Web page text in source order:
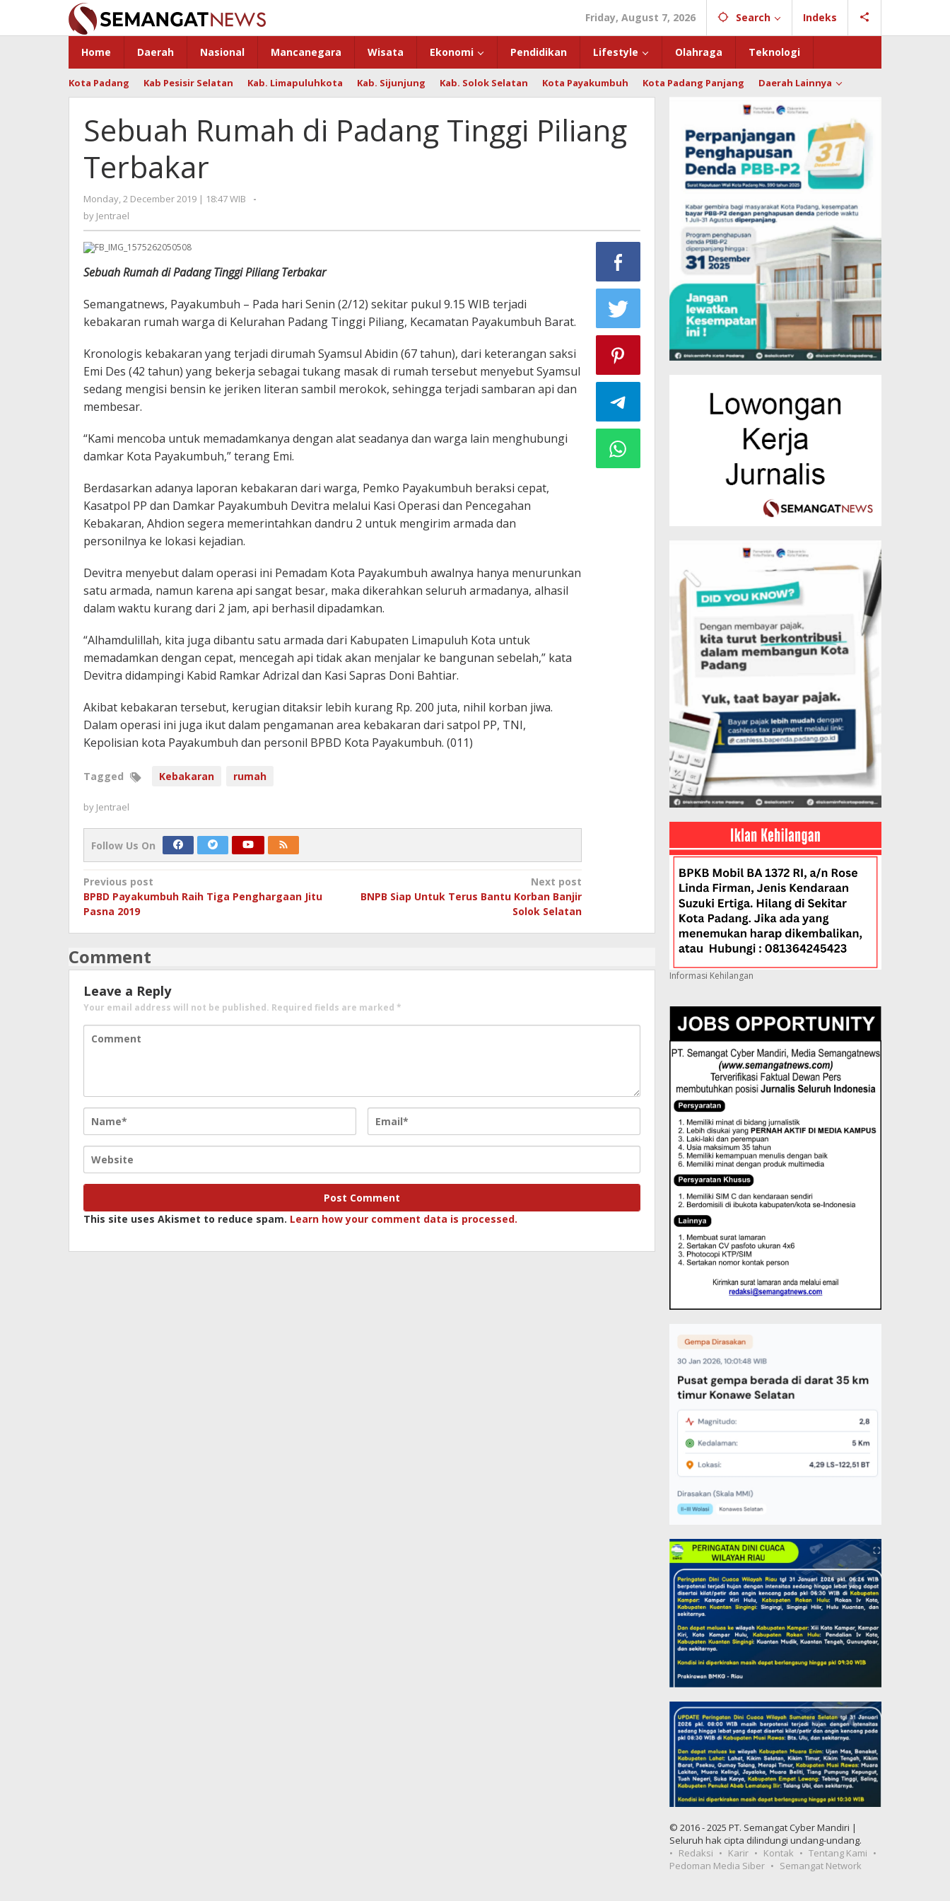
content
Friday, August 7, 2026 Search Indeks
Home Daerah Nasional Mancanegara Wisata Ekonomi Pendidikan Lifestyle Olahraga Teknologi
Kota Padang Kab Pesisir Selatan Kab. Limapuluhkota Kab. Sijunjung Kab. Solok Selatan Kota Payakumbuh Kota Padang Panjang Daerah Lainnya
Sebuah Rumah di Padang Tinggi Piliang
Terbakar
Monday, 2 December 2019 | 18:47 WIB
by
-
by Jentrael
Sebuah Rumah di Padang Tinggi Piliang Terbakar
Semangatnews, Payakumbuh – Pada hari Senin (2/12) sekitar pukul 9.15 WIB terjadi
kebakaran rumah warga di Kelurahan Padang Tinggi Piliang, Kecamatan Payakumbuh Barat.
Kronologis kebakaran yang terjadi dirumah Syamsul Abidin (67 tahun), dari keterangan saksi
Emi Des (42 tahun) yang bekerja sebagai tukang masak di rumah tersebut menyebut Syamsul
sedang mengisi bensin ke jeriken literan sambil merokok, sehingga terjadi sambaran api dan
membesar.
“Kami mencoba untuk memadamkanya dengan alat seadanya dan warga lain menghubungi
damkar Kota Payakumbuh,” terang Emi.
Berdasarkan adanya laporan kebakaran dari warga, Pemko Payakumbuh beraksi cepat,
Kasatpol PP dan Damkar Payakumbuh Devitra melalui Kasi Operasi dan Pencegahan
Kebakaran, Ahdion segera memerintahkan dandru 2 untuk mengirim armada dan
personilnya ke lokasi kejadian.
Devitra menyebut dalam operasi ini Pemadam Kota Payakumbuh awalnya hanya menurunkan
satu armada, namun karena api sangat besar, maka dikerahkan seluruh armadanya, alhasil
dalam waktu kurang dari 2 jam, api berhasil dipadamkan.
“Alhamdulillah, kita juga dibantu satu armada dari Kabupaten Limapuluh Kota untuk
memadamkan dengan cepat, mencegah api tidak akan menjalar ke bangunan sebelah,” kata
Devitra didampingi Kabid Ramkar Adrizal dan Kasi Sapras Doni Bahtiar.
Akibat kebakaran tersebut, kerugian ditaksir lebih kurang Rp. 200 juta, nihil korban jiwa.
Dalam operasi ini juga ikut dalam pengamanan area kebakaran dari satpol PP, TNI,
Kepolisian kota Payakumbuh dan personil BPBD Kota Payakumbuh. (011)
Tagged Kebakaran rumah
by Jentrael
Follow Us On
Post
navigation
Previous post
BPBD Payakumbuh Raih Tiga Penghargaan Jitu
Pasna 2019
Next post
BNPB Siap Untuk Terus Bantu Korban Banjir
Solok Selatan
Comment
Leave a Reply
Your email address will not be published. Required fields are marked *
This site uses Akismet to reduce spam. Learn how your comment data is processed.
Informasi Kehilangan
© 2016 - 2025 PT. Semangat Cyber Mandiri |
Seluruh hak cipta dilindungi undang-undang.
Redaksi
Karir Kontak
Tentang Kami
Pedoman Media Siber
Semangat Network